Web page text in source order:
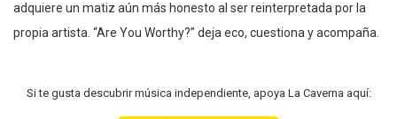
adquiere un matiz aún más honesto al ser reinterpretada por la
propia artista. “Are You Worthy?” deja eco, cuestiona y acompaña.
Si te gusta descubrir música independiente, apoya La Caverna aquí: